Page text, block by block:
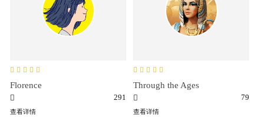
Florence
291
查看详情
Through the Ages
79
查看详情